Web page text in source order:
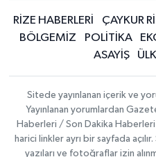
RİZE HABERLERİ ÇAYKUR
BÖLGEMİZ
POLİTİKA
ASAYİŞ
Sitede yayınlanan içerik ve
Yayınlanan yorumlardan
Haberleri / Son Dakika
harici linkler ayrı bir sayfada
yazıları ve fotoğraflar izin